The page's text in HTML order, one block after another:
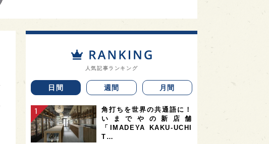
人気記事ランキング
日間 週間 月間
角打ちを世界の共通語に！
いまでやの新店舗
「IMADEYA KAKU-UCHI
T…